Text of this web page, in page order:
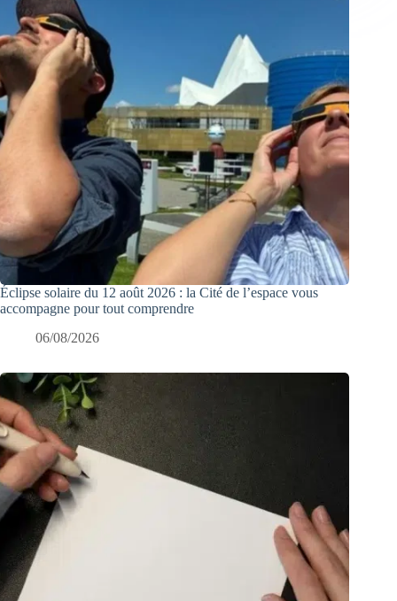
Éclipse solaire du 12 août 2026 : la Cité de l’espace vous
accompagne pour tout comprendre
06/08/2026